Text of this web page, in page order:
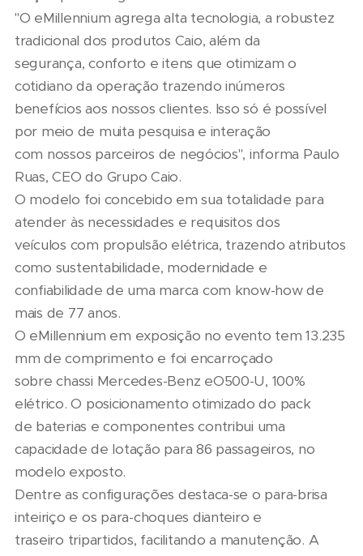
"O eMillennium agrega alta tecnologia, a robustez
tradicional dos produtos Caio, além da
segurança, conforto e itens que otimizam o
cotidiano da operação trazendo inúmeros
benefícios aos nossos clientes. Isso só é possível
por meio de muita pesquisa e interação
com nossos parceiros de negócios", informa Paulo
Ruas, CEO do Grupo Caio.
O modelo foi concebido em sua totalidade para
atender às necessidades e requisitos dos
veículos com propulsão elétrica, trazendo atributos
como sustentabilidade, modernidade e
confiabilidade de uma marca com know-how de
mais de 77 anos.
O eMillennium em exposição no evento tem 13.235
mm de comprimento e foi encarroçado
sobre chassi Mercedes-Benz eO500-U, 100%
elétrico. O posicionamento otimizado do pack
de baterias e componentes contribui uma
capacidade de lotação para 86 passageiros, no
modelo exposto.
Dentre as configurações destaca-se o para-brisa
inteiriço e os para-choques dianteiro e
traseiro tripartidos, facilitando a manutenção. A